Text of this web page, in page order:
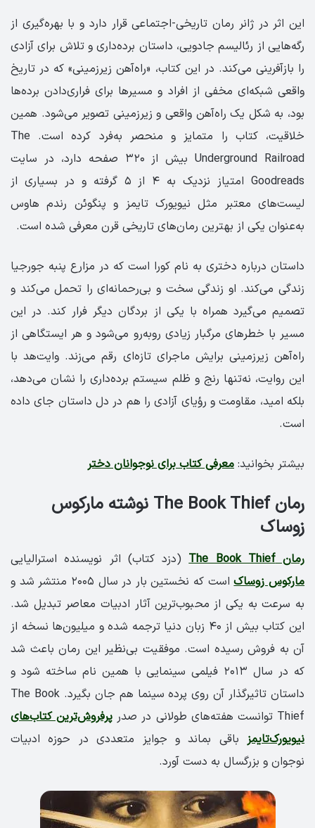
این اثر در ژانر رمان تاریخی-اجتماعی قرار دارد و با بهره‌گیری از
رگه‌هایی از رئالیسم جادویی، داستان برده‌داری و تلاش برای آزادی
را بازآفرینی می‌کند. در این کتاب، «راه‌آهن زیرزمینی» که در تاریخ
واقعی شبکه‌ای مخفی از افراد و مسیرها برای فراری‌دادن برده‌ها
بود، به شکل یک راه‌آهن واقعی و زیرزمینی تصویر می‌شود. همین
خلاقیت، کتاب را متمایز و منحصر به‌فرد کرده است. The
Underground Railroad بیش از ۳۲۰ صفحه دارد، در سایت
Goodreads امتیاز نزدیک به ۴ از ۵ گرفته و در بسیاری از
لیست‌های معتبر مثل نیویورک تایمز و پنگوئن رندم هاوس
به‌عنوان یکی از بهترین رمان‌های تاریخی قرن معرفی شده است.
داستان درباره دختری به نام کورا است که در مزارع پنبه جورجیا
زندگی می‌کند. او زندگی سخت و بی‌رحمانه‌ای را تحمل می‌کند و
تصمیم می‌گیرد همراه با یکی از بردگان دیگر فرار کند. در این
مسیر با خطرهای مرگبار زیادی روبه‌رو می‌شود و هر ایستگاهی از
راه‌آهن زیرزمینی برایش ماجرای تازه‌ای رقم می‌زند. وایت‌هد با
این روایت، نه‌تنها رنج و ظلم سیستم برده‌داری را نشان می‌دهد،
بلکه امید، مقاومت و رؤیای آزادی را هم در دل داستان جای داده
است.
بیشتر بخوانید: معرفی کتاب برای نوجوانان دختر
رمان The Book Thief نوشته مارکوس
زوساک
رمان The Book Thief
(دزد کتاب) اثر نویسنده استرالیایی
مارکوس زوساک
است که نخستین بار در سال ۲۰۰۵ منتشر شد و
به سرعت به یکی از محبوب‌ترین آثار ادبیات معاصر تبدیل شد.
این کتاب بیش از ۴۰ زبان دنیا ترجمه شده و میلیون‌ها نسخه از
آن به فروش رسیده است. موفقیت بی‌نظیر این رمان باعث شد
که در سال ۲۰۱۳ فیلمی سینمایی با همین نام ساخته شود و
داستان تاثیرگذار آن روی پرده سینما هم جان بگیرد. The Book
Thief توانست هفته‌های طولانی در صدر
پرفروش‌ترین‌ کتاب‌های
نیویورک‌تایمز باقی بماند و جوایز متعددی در حوزه ادبیات
نوجوان و بزرگسال به دست آورد.